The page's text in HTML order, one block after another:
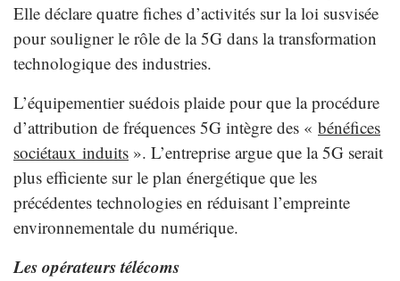
Elle déclare quatre fiches d’activités sur la loi susvisée
pour souligner le rôle de la 5G dans la transformation
technologique des industries.
L’équipementier suédois plaide pour que la procédure
d’attribution de fréquences 5G intègre des « bénéfices
sociétaux induits ». L’entreprise argue que la 5G serait
plus efficiente sur le plan énergétique que les
précédentes technologies en réduisant l’empreinte
environnementale du numérique.
Les opérateurs télécoms